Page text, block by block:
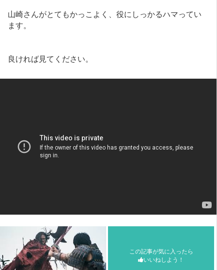
山崎さんがとてもかっこよく、役にしっかるハマってい
ます。
良ければ見てください。
この記事が気に入ったら
いいねしよう！